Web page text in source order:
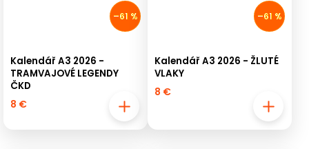
–61 %
Kalendář A3 2026 -
TRAMVAJOVÉ LEGENDY
ČKD
8 €
–61 %
Kalendář A3 2026 - ŽLUTÉ
VLAKY
8 €